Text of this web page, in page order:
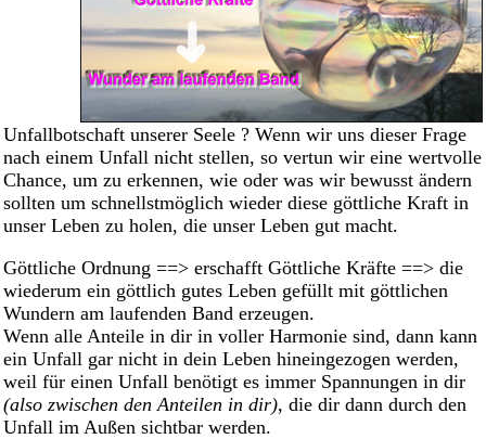
Unfallbotschaft unserer Seele ? Wenn wir uns dieser Frage
nach einem Unfall nicht stellen, so vertun wir eine wertvolle
Chance, um zu erkennen, wie oder was wir bewusst ändern
sollten um schnellstmöglich wieder diese göttliche Kraft in
unser Leben zu holen, die unser Leben gut macht.
Göttliche Ordnung ==> erschafft Göttliche Kräfte ==> die
wiederum ein göttlich gutes Leben gefüllt mit göttlichen
Wundern am laufenden Band erzeugen.
Wenn alle Anteile in dir in voller Harmonie sind, dann kann
ein Unfall gar nicht in dein Leben hineingezogen werden,
weil für einen Unfall benötigt es immer Spannungen in dir
(also zwischen den Anteilen in dir), die dir dann durch den
Unfall im Außen sichtbar werden.